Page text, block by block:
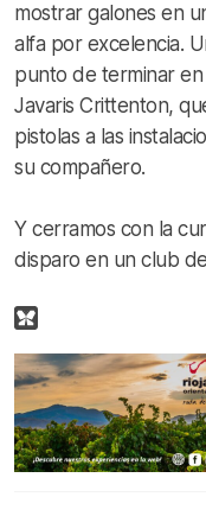
mostrar galones en
alfa por excelencia.
punto de terminar
Javaris Crittenton,
pistolas a las
su compañero.
Y cerramos con la
disparo en un club